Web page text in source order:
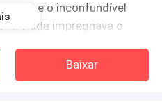
e o inconfundível
impregnava o
Baixar